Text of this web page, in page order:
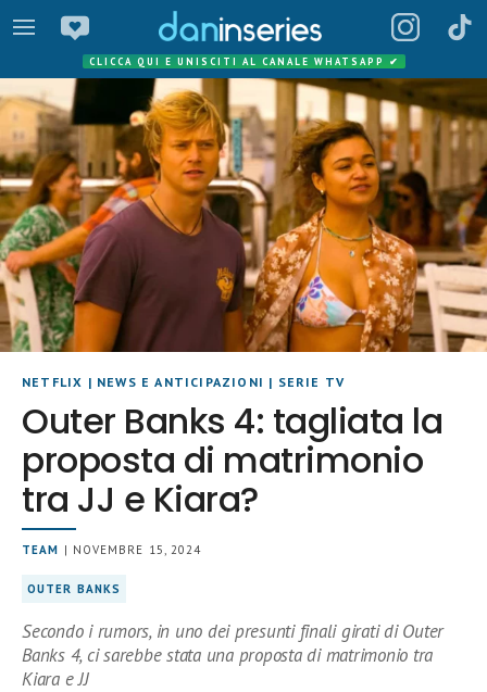
CLICCA QUI E UNISCITI AL CANALE WHATSAPP ✔
NETFLIX | NEWS E ANTICIPAZIONI | SERIE TV
Outer Banks 4: tagliata la
proposta di matrimonio
tra JJ e Kiara?
TEAM | NOVEMBRE 15, 2024
OUTER BANKS
Secondo i rumors, in uno dei presunti finali girati di Outer
Banks 4, ci sarebbe stata una proposta di matrimonio tra
Kiara e JJ